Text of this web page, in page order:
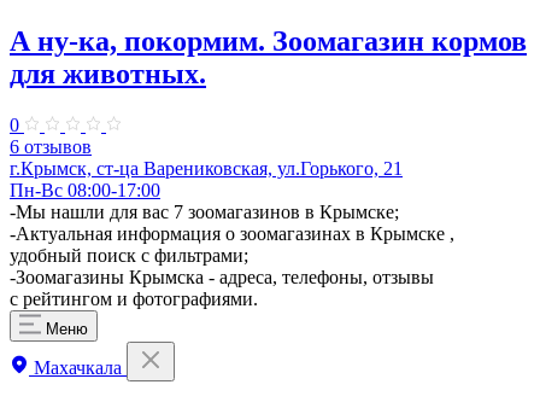
А ну-ка, покормим. Зоомагазин кормов
для животных.
0
6 отзывов
г.Крымск, ст-ца Варениковская, ул.Горького, 21
Пн-Вс 08:00-17:00
-Мы нашли для вас 7 зоомагазинов в Крымске;
-Актуальная информация о зоомагазинах в Крымске ,
удобный поиск с фильтрами;
-Зоомагазины Крымска - адреса, телефоны, отзывы
с рейтингом и фотографиями.
Меню
Махачкала